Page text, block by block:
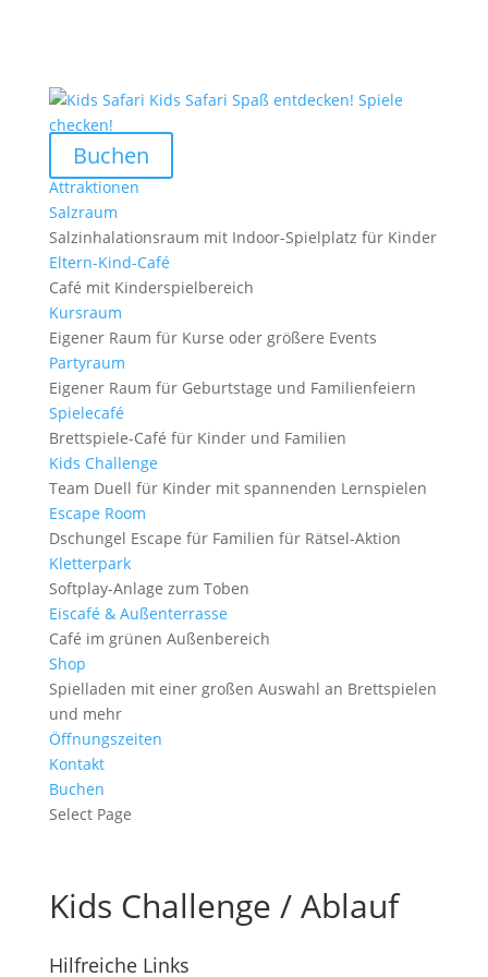
Kids Safari Spaß entdecken! Spiele
checken!
Buchen
Attraktionen
Salzraum
Salzinhalationsraum mit Indoor-Spielplatz für Kinder
Eltern-Kind-Café
Café mit Kinderspielbereich
Kursraum
Eigener Raum für Kurse oder größere Events
Partyraum
Eigener Raum für Geburtstage und Familienfeiern
Spielecafé
Brettspiele-Café für Kinder und Familien
Kids Challenge
Team Duell für Kinder mit spannenden Lernspielen
Escape Room
Dschungel Escape für Familien für Rätsel-Aktion
Kletterpark
Softplay-Anlage zum Toben
Eiscafé & Außenterrasse
Café im grünen Außenbereich
Shop
Spielladen mit einer großen Auswahl an Brettspielen
und mehr
Öffnungs­­zeiten
Kontakt
Buchen
Select Page
Kids Challenge / Ablauf
Hilfreiche Links